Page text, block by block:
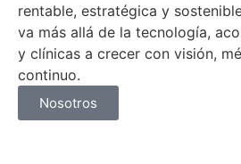
rentable, estratégica y
va más allá de la tecnología,
y clínicas a crecer con visión,
continuo.
Nosotros